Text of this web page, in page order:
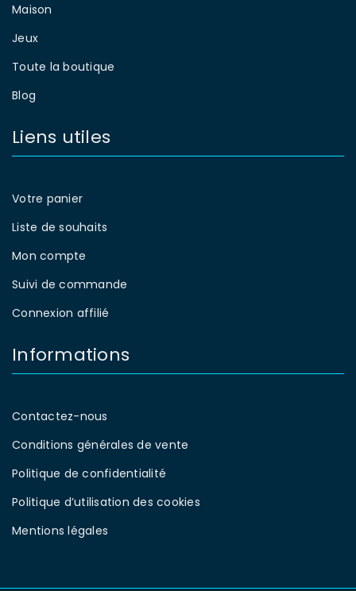
Maison
Jeux
Toute la boutique
Blog
Liens utiles
Votre panier
Liste de souhaits
Mon compte
Suivi de commande
Connexion affilié
Informations
Contactez-nous
Conditions générales de vente
Politique de confidentialité
Politique d’utilisation des cookies
Mentions légales